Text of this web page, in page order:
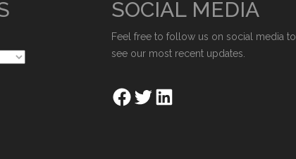
SOCIAL MEDIA
Feel free to follow us on social media to
see our most recent updates.